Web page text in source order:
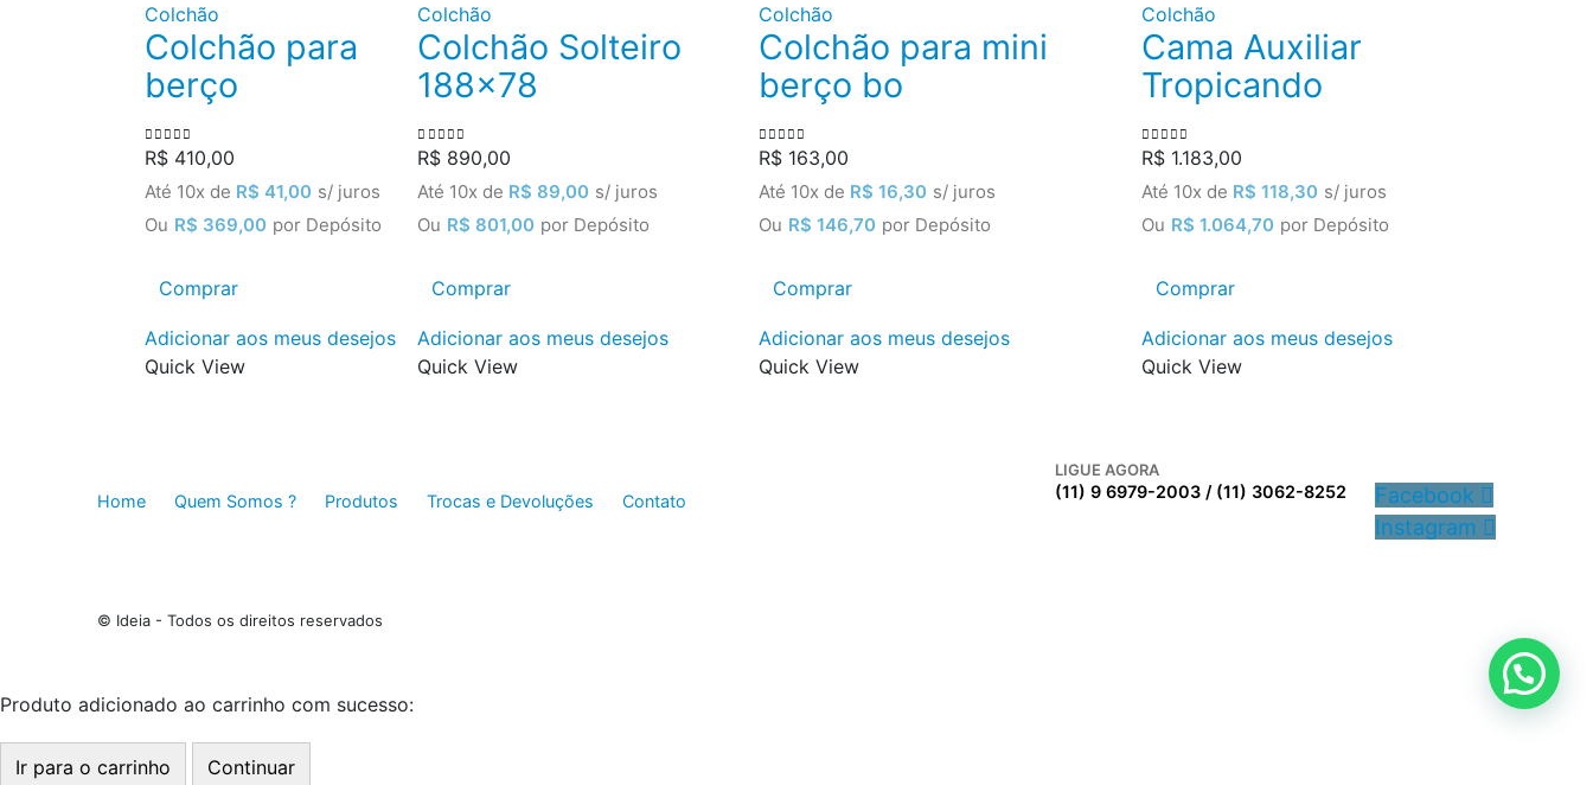
Colchão
Colchão para
berço
0out of 5
R$ 410,00
Até 10x de R$ 41,00 s/ juros
Ou R$ 369,00 por Depósito
Comprar
Adicionar aos meus desejos
Quick View
Colchão
Colchão Solteiro
188×78
0out of 5
R$ 890,00
Até 10x de R$ 89,00 s/ juros
Ou R$ 801,00 por Depósito
Comprar
Adicionar aos meus desejos
Quick View
Colchão
Colchão para mini
berço bo
0out of 5
R$163,00
Até 10x de R$ 16,30 s/ juros
Ou R$ 146,70 por Depósito
Comprar
Adicionar aos meus desejos
Quick View
Colchão
Cama Auxiliar
Tropicando
0out of 5
R$1.183,00
Até 10x de R$ 118,30 s/ juros
Ou R$ 1.064,70 por Depósito
Comprar
Adicionar aos meus desejos
Quick View
Home Quem Somos ? Produtos Trocas e Devoluções Contato
LIGUE AGORA
(11) 9 6979-2003 / (11) 3062-8252
Facebook
Instagram
© Ideia - Todos os direitos reservados
Produto adicionado ao carrinho com sucesso:
Ir para o carrinho Continuar